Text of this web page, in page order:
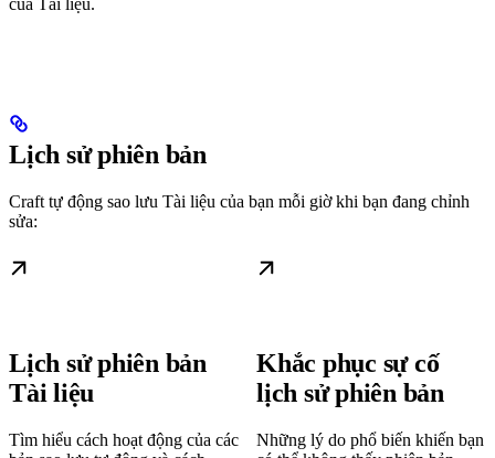
Lịch sử phiên bản
Craft tự động sao lưu Tài liệu của bạn mỗi giờ khi bạn đang chỉnh
sửa:
Lịch sử phiên bản
Tài liệu
Tìm hiểu cách hoạt động của các
Khắc phục sự cố
lịch sử phiên bản
Những lý do phổ biến khiến bạn